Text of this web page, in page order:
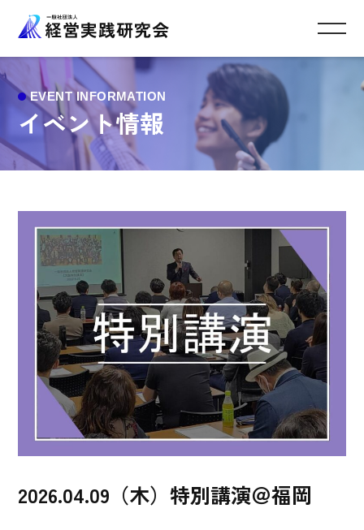
イベント情報
2026.04.09（木）特別講演＠福岡